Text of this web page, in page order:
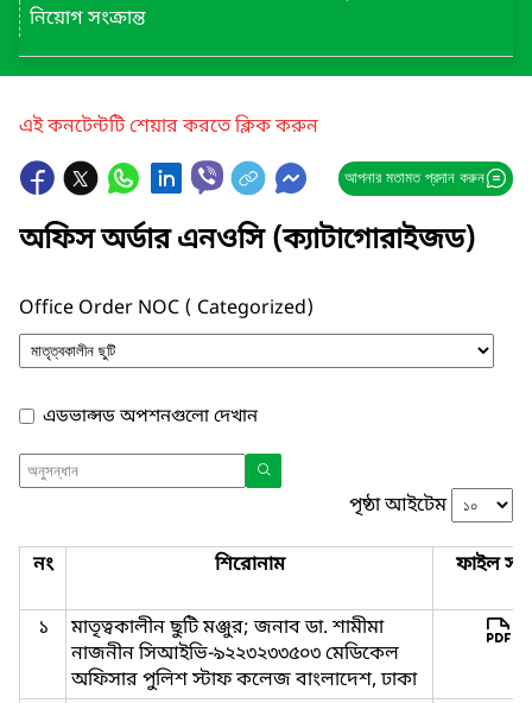
নিয়োগ সংক্রান্ত
এই কনটেন্টটি শেয়ার করতে ক্লিক করুন
আপনার মতামত প্রদান করুন
অফিস অর্ডার এনওসি (ক্যাটাগোরাইজড)
Office Order NOC ( Categorized)
এডভান্সড অপশনগুলো দেখান
পৃষ্ঠা আইটেম
নং শিরোনাম ফাইল
১
মাতৃত্বকালীন ছুটি মঞ্জুর; জনাব ডা. শামীমা
নাজনীন সিআইভি-৯২২৩২৩৩৫০৩ মেডিকেল
অফিসার পুলিশ স্টাফ কলেজ বাংলাদেশ, ঢাকা